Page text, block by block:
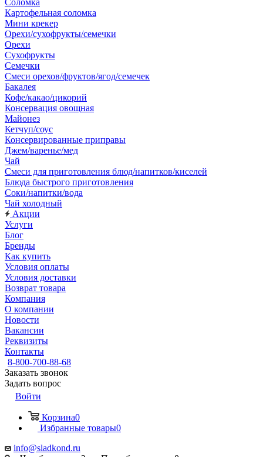
Соломка
Картофельная соломка
Мини крекер
Орехи/сухофрукты/семечки
Орехи
Сухофрукты
Семечки
Смеси орехов/фруктов/ягод/семечек
Бакалея
Кофе/какао/цикорий
Консервация овощная
Майонез
Кетчуп/соус
Консервированные приправы
Джем/варенье/мед
Чай
Смеси для приготовления блюд/напитков/киселей
Блюда быстрого приготовления
Соки/напитки/вода
Чай холодный
Акции
Услуги
Блог
Бренды
Как купить
Условия оплаты
Условия доставки
Возврат товара
Компания
О компании
Новости
Вакансии
Реквизиты
Контакты
8-800-700-88-68
Заказать звонок
Задать вопрос
Войти
Корзина0
Избранные товары0
info@sladkond.ru